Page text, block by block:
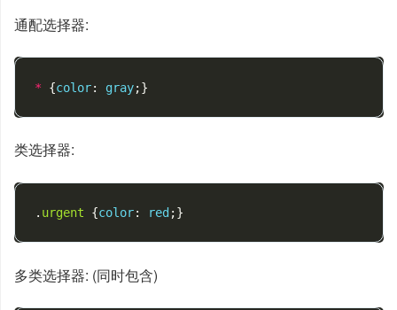
通配选择器:
* {color: gray;}
类选择器:
. urgent {color: red ;}
多类选择器: (同时包含)